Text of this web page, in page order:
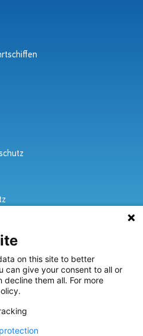
und Innovation
und liefern wir mit
für alle
on this site to better
can give your consent to all or
them all. For more